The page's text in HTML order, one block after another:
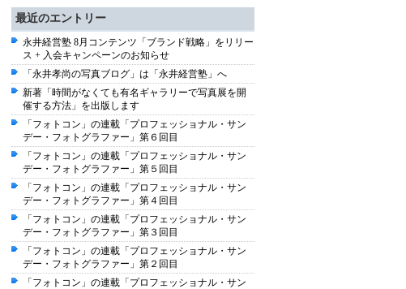
最近のエントリー
永井経営塾 8月コンテンツ「ブランド戦略」をリリー
ス + 入会キャンペーンのお知らせ
「永井孝尚の写真ブログ」は「永井経営塾」へ
新著「時間がなくても有名ギャラリーで写真展を開
催する方法」を出版します
「フォトコン」の連載「プロフェッショナル・サン
デー・フォトグラファー」第６回目
「フォトコン」の連載「プロフェッショナル・サン
デー・フォトグラファー」第５回目
「フォトコン」の連載「プロフェッショナル・サン
デー・フォトグラファー」第４回目
「フォトコン」の連載「プロフェッショナル・サン
デー・フォトグラファー」第３回目
「フォトコン」の連載「プロフェッショナル・サン
デー・フォトグラファー」第２回目
「フォトコン」の連載「プロフェッショナル・サン